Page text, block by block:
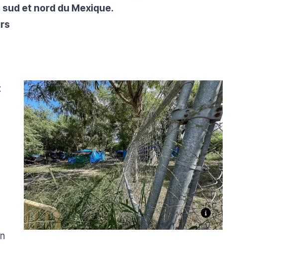
et nord du Mexique.